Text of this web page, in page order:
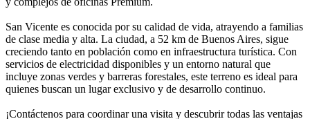
San Vicente es conocida por su calidad de vida, atrayendo a familias
de clase media y alta. La ciudad, a 52 km de Buenos Aires, sigue
creciendo tanto en población como en infraestructura turística. Con
servicios de electricidad disponibles y un entorno natural que
incluye zonas verdes y barreras forestales, este terreno es ideal para
quienes buscan un lugar exclusivo y de desarrollo continuo.
¡Contáctenos para coordinar una visita y descubrir todas las ventajas